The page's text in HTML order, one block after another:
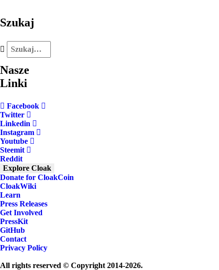
Szukaj
Nasze
Linki
Facebook
Twitter
Linkedin
Instagram
Youtube
Steemit
Reddit
Explore Cloak
Donate for CloakCoin
CloakWiki
Learn
Press Releases
Get Involved
PressKit
GitHub
Contact
Privacy Policy
All rights reserved © Copyright 2014-2026.